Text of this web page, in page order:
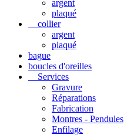
argent
plaqué
collier
argent
plaqué
bague
boucles d'oreilles
Services
Gravure
Réparations
Fabrication
Montres - Pendules
Enfilage